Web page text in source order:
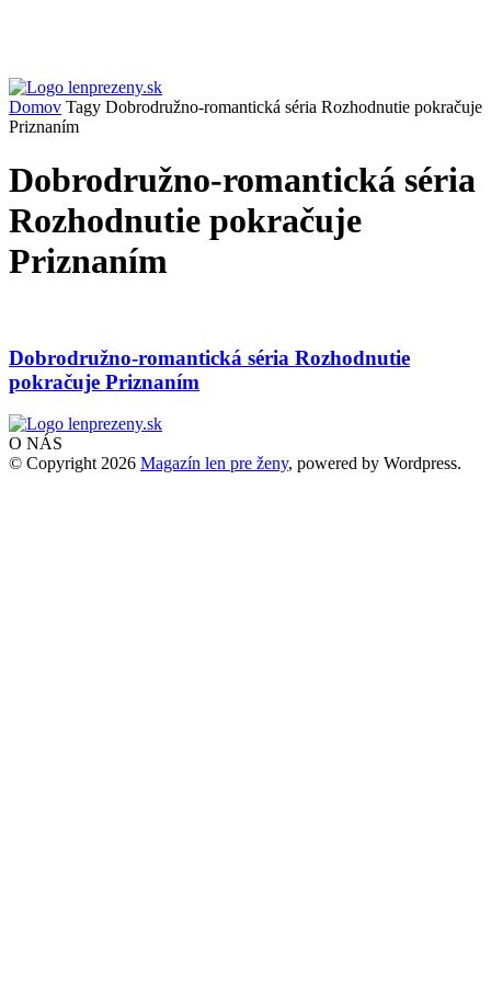
Domov Tagy Dobrodružno-romantická séria Rozhodnutie pokračuje
Priznaním
Dobrodružno-romantická séria
Rozhodnutie pokračuje
Priznaním
Dobrodružno-romantická séria Rozhodnutie
pokračuje Priznaním
O NÁS
© Copyright 2026 Magazín len pre ženy, powered by Wordpress.